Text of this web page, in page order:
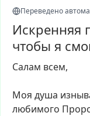
Переведено
Искренняя
чтобы я
Салам всем,
Моя душа
любимого